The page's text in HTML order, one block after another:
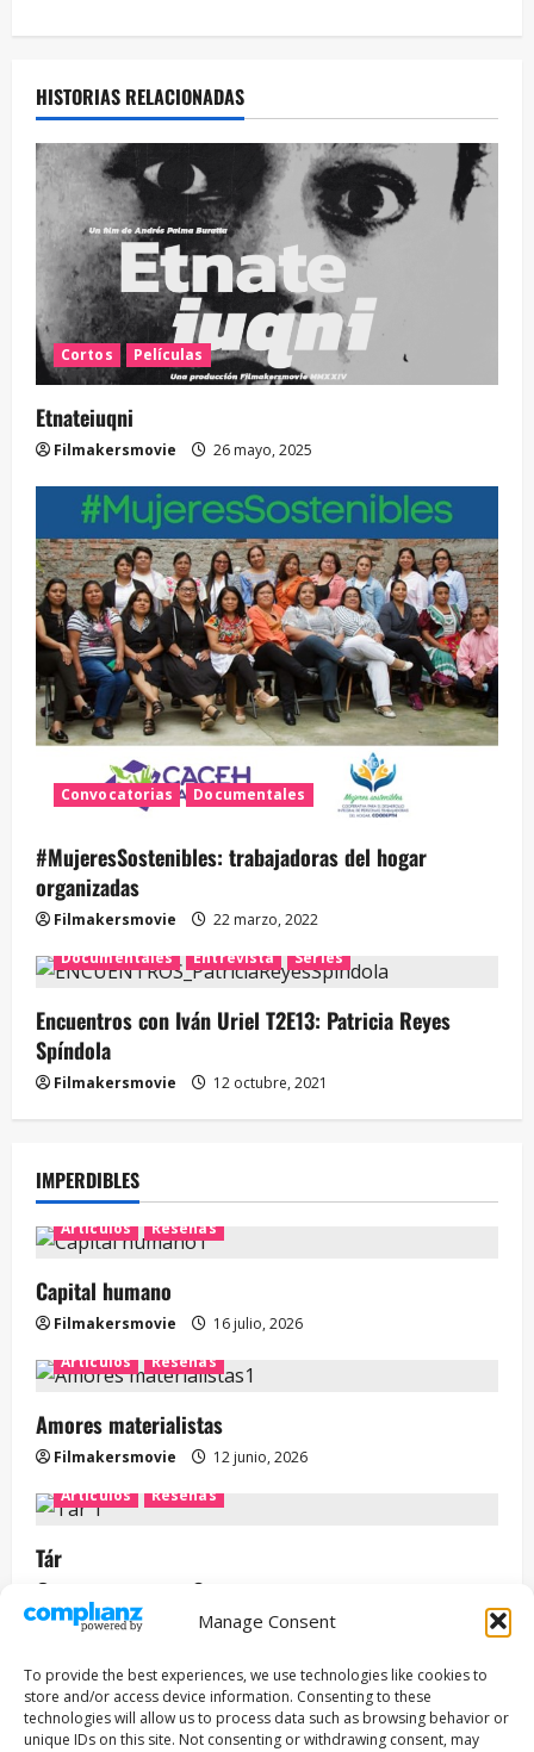
Manage Consent
To provide the best experiences, we use technologies like cookies to
store and/or access device information. Consenting to these
technologies will allow us to process data such as browsing behavior or
unique IDs on this site. Not consenting or withdrawing consent, may
HISTORIAS RELACIONADAS
Cortos Películas
Etnateiuqni
Filmakersmovie 26 mayo, 2025
Convocatorias Documentales
#MujeresSostenibles: trabajadoras del hogar
organizadas
Filmakersmovie
22 marzo, 2022
Documentales
Entrevista Series
Encuentros con Iván Uriel T2E13: Patricia Reyes
Spíndola
Filmakersmovie 12 octubre, 2021
IMPERDIBLES
Artículos Reseñas
Capital humano
Filmakersmovie
16 julio, 2026
Artículos
Reseñas
Amores materialistas
Filmakersmovie
12 junio, 2026
Artículos
Reseñas
Tár
Entrevista
Series
ENCUENTROS CON IVÁN URIEL T3E22: JUAN PATRICIO
RIVEROLL